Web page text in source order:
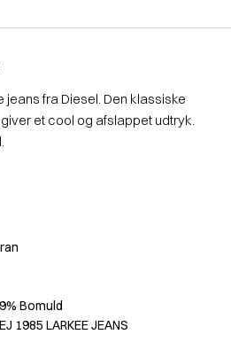
jeans fra Diesel. Den klassiske
et cool og afslappet udtryk.
Bomuld
1985 LARKEE JEANS